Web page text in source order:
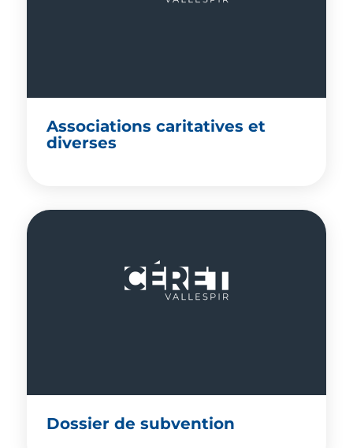
Associations caritatives et
diverses
Dossier de subvention